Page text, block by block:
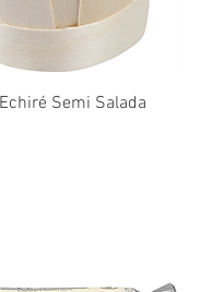
Semi Salada